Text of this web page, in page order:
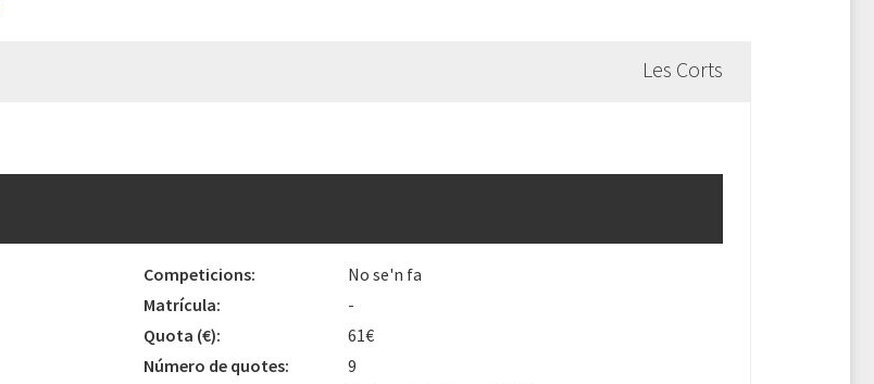
Les Corts
Competicions:
No se'n fa
Matrícula:
-
Quota (€):
61€
Número de quotes:
9